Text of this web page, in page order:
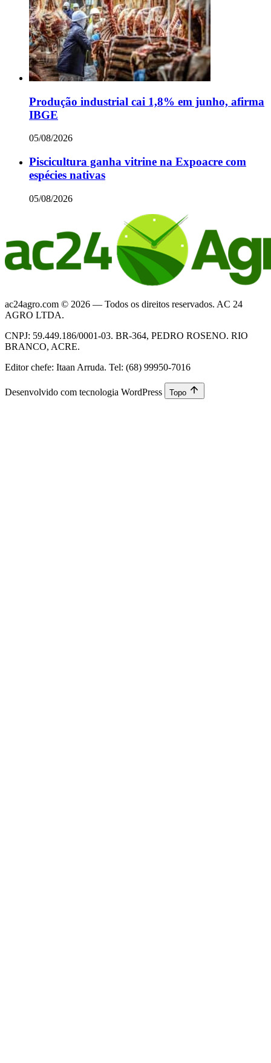
Produção industrial cai 1,8% em junho, afirma
IBGE
05/08/2026
Piscicultura ganha vitrine na Expoacre com
espécies nativas
05/08/2026
ac24agro.com © 2026 — Todos os direitos reservados. AC 24
AGRO LTDA.
CNPJ: 59.449.186/0001-03. BR-364, PEDRO ROSENO. RIO
BRANCO, ACRE.
Editor chefe: Itaan Arruda. Tel: (68) 99950-7016
Desenvolvido com tecnologia WordPress Topo